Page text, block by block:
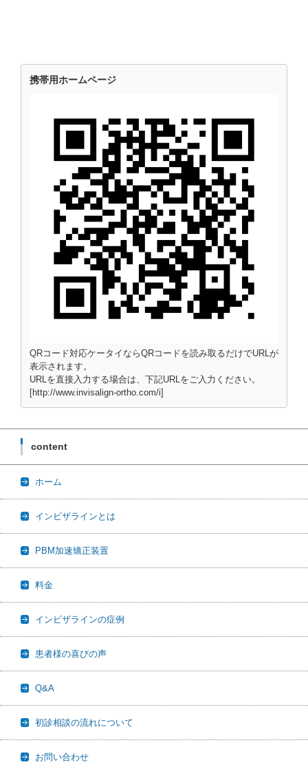
携帯用ホームページ
QRコード対応ケータイならQRコードを読み取るだけでURLが
表示されます。
URLを直接入力する場合は、下記URLをご入力ください。
[http://www.invisalign-ortho.com/i]
content
ホーム
インビザラインとは
PBM加速矯正装置
料金
インビザラインの症例
患者様の喜びの声
Q&A
初診相談の流れについて
お問い合わせ